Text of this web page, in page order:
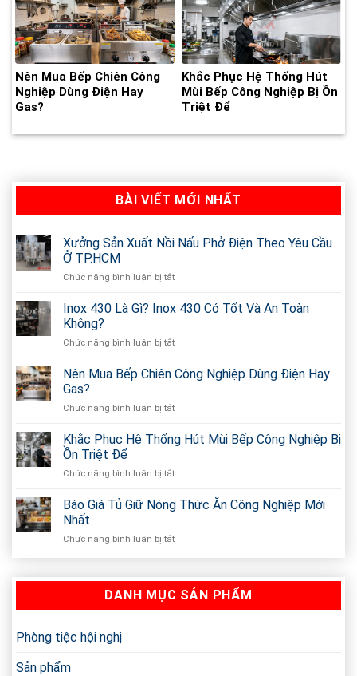
Nên Mua Bếp Chiên Công
Nghiệp Dùng Điện Hay
Gas?
Khắc Phục Hệ Thống Hút
Mùi Bếp Công Nghiệp Bị Ồn
Triệt Để
BÀI VIẾT MỚI NHẤT
Xưởng Sản Xuất Nồi Nấu Phở Điện Theo Yêu Cầu
Ở TP.HCM
Chức năng bình luận bị tắt
Sản
Điện
TP.HCM
Inox 430 Là Gì? Inox 430 Có Tốt Và An Toàn
Không?
Chức năng bình luận bị tắt
430
Có
Không?
Nên Mua Bếp Chiên Công Nghiệp Dùng Điện Hay
Gas?
Chức năng bình luận bị tắt
Mua
Bếp
Dùng
Khắc Phục Hệ Thống Hút Mùi Bếp Công Nghiệp Bị
Ồn Triệt Để
Chức năng bình luận bị tắt
Phục
Hệ
Công
Nghiệp
Bị
Báo Giá Tủ Giữ Nóng Thức Ăn Công Nghiệp Mới
Nhất
Chức năng bình luận bị tắt
Tủ
Giữ
DANH MỤC SẢN PHẨM
Phòng tiệc hội nghị
Sản phẩm